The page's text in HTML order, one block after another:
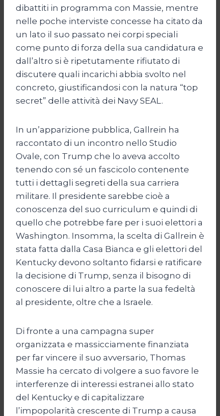
dibattiti in programma con Massie, mentre
nelle poche interviste concesse ha citato da
un lato il suo passato nei corpi speciali
come punto di forza della sua candidatura e
dall’altro si è ripetutamente rifiutato di
discutere quali incarichi abbia svolto nel
concreto, giustificandosi con la natura “top
secret” delle attività dei Navy SEAL.
In un’apparizione pubblica, Gallrein ha
raccontato di un incontro nello Studio
Ovale, con Trump che lo aveva accolto
tenendo con sé un fascicolo contenente
tutti i dettagli segreti della sua carriera
militare. Il presidente sarebbe cioè a
conoscenza del suo curriculum e quindi di
quello che potrebbe fare per i suoi elettori a
Washington. Insomma, la scelta di Gallrein è
stata fatta dalla Casa Bianca e gli elettori del
Kentucky devono soltanto fidarsi e ratificare
la decisione di Trump, senza il bisogno di
conoscere di lui altro a parte la sua fedeltà
al presidente, oltre che a Israele.
Di fronte a una campagna super
organizzata e massicciamente finanziata
per far vincere il suo avversario, Thomas
Massie ha cercato di volgere a suo favore le
interferenze di interessi estranei allo stato
del Kentucky e di capitalizzare
l’impopolarità crescente di Trump a causa